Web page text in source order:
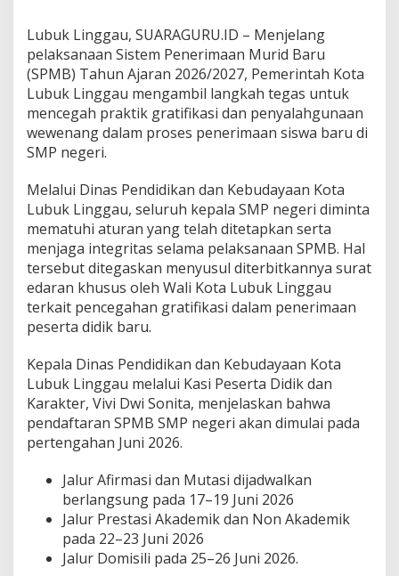
r
i
,
a
l
i
t
a
L
u
b
u
L
i
g
u
T
e
r
t
k
a
n
u
Lubuk Linggau, SUARAGURU.ID – Menjelang
pelaksanaan Sistem Penerimaan Murid Baru
(SPMB) Tahun Ajaran 2026/2027, Pemerintah Kota
Lubuk Linggau mengambil langkah tegas untuk
mencegah praktik gratifikasi dan penyalahgunaan
wewenang dalam proses penerimaan siswa baru di
SMP negeri.
Melalui Dinas Pendidikan dan Kebudayaan Kota
Lubuk Linggau, seluruh kepala SMP negeri diminta
mematuhi aturan yang telah ditetapkan serta
menjaga integritas selama pelaksanaan SPMB. Hal
tersebut ditegaskan menyusul diterbitkannya surat
edaran khusus oleh Wali Kota Lubuk Linggau
terkait pencegahan gratifikasi dalam penerimaan
peserta didik baru.
Kepala Dinas Pendidikan dan Kebudayaan Kota
Lubuk Linggau melalui Kasi Peserta Didik dan
Karakter, Vivi Dwi Sonita, menjelaskan bahwa
pendaftaran SPMB SMP negeri akan dimulai pada
pertengahan Juni 2026.
Jalur Afirmasi dan Mutasi dijadwalkan
berlangsung pada 17–19 Juni 2026
Jalur Prestasi Akademik dan Non Akademik
pada 22–23 Juni 2026
Jalur Domisili pada 25–26 Juni 2026.